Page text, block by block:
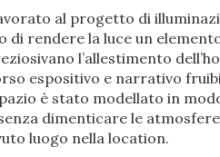
al progetto di
di rendere la luce un
l’allestimento
espositivo e narrativo
è stato modellato in
dimenticare le
luogo nella location.